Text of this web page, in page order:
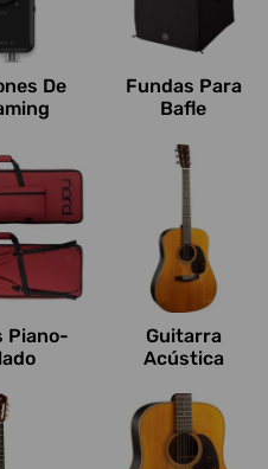
De
Fundas Para
Bafle
Piano-
Guitarra
Acústica